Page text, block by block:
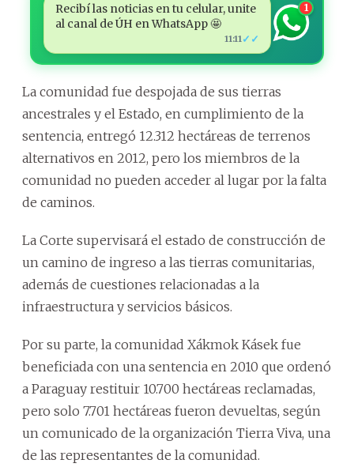
Recibí las noticias en tu celular, unite
al canal de ÚH en WhatsApp 🤩
11:11 ✓✓
1
La comunidad fue despojada de sus tierras
ancestrales y el Estado, en cumplimiento de la
sentencia, entregó 12.312 hectáreas de terrenos
alternativos en 2012, pero los miembros de la
comunidad no pueden acceder al lugar por la falta
de caminos.
La Corte supervisará el estado de construcción de
un camino de ingreso a las tierras comunitarias,
además de cuestiones relacionadas a la
infraestructura y servicios básicos.
Por su parte, la comunidad Xákmok Kásek fue
beneficiada con una sentencia en 2010 que ordenó
a Paraguay restituir 10.700 hectáreas reclamadas,
pero solo 7.701 hectáreas fueron devueltas, según
un comunicado de la organización Tierra Viva, una
de las representantes de la comunidad.